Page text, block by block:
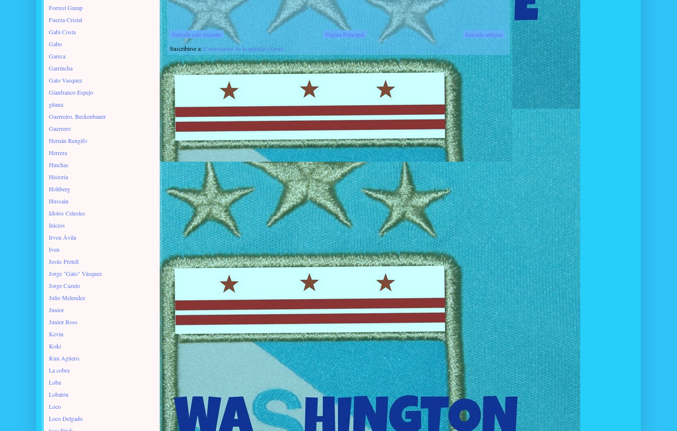
Entrada más reciente Entrada antigua
Página Principal
Suscribirse a:Comentarios de la entrada (Atom)
Forrest Gump
Fuerza Cristal
Gabi Costa
Gabo
Gareca
Garrincha
Gato Vasquez
Gianfranco Espejo
gitana
Guerreiro. Beckenbauer
Guerrero
Hernán Rengifo
Herrera
Hinchas
Historia
Hohberg
Hussain
Idolos Celestes
Inicios
Irven Ávila
Iven
Jesús Pretell
Jorge "Gato" Vásquez
Jorge Cazulo
Julio Melendez
Junior
Junior Ross
Kevin
Koki
Kun Agüero.
La cobra
Loba
Lobatón
Loco
Loco Delgado